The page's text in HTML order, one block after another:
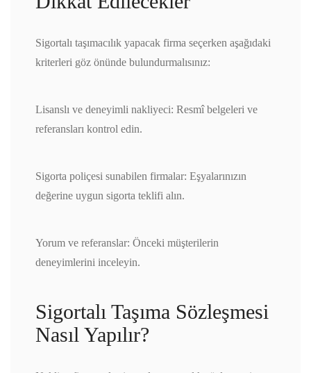
Sigortalı taşımacılık yapacak firma seçerken aşağıdaki
kriterleri göz önünde bulundurmalısınız:
Lisanslı ve deneyimli nakliyeci: Resmî belgeleri ve
referansları kontrol edin.
Sigorta poliçesi sunabilen firmalar: Eşyalarınızın
değerine uygun sigorta teklifi alın.
Yorum ve referanslar: Önceki müşterilerin
deneyimlerini inceleyin.
Sigortalı Taşıma Sözleşmesi
Nasıl Yapılır?